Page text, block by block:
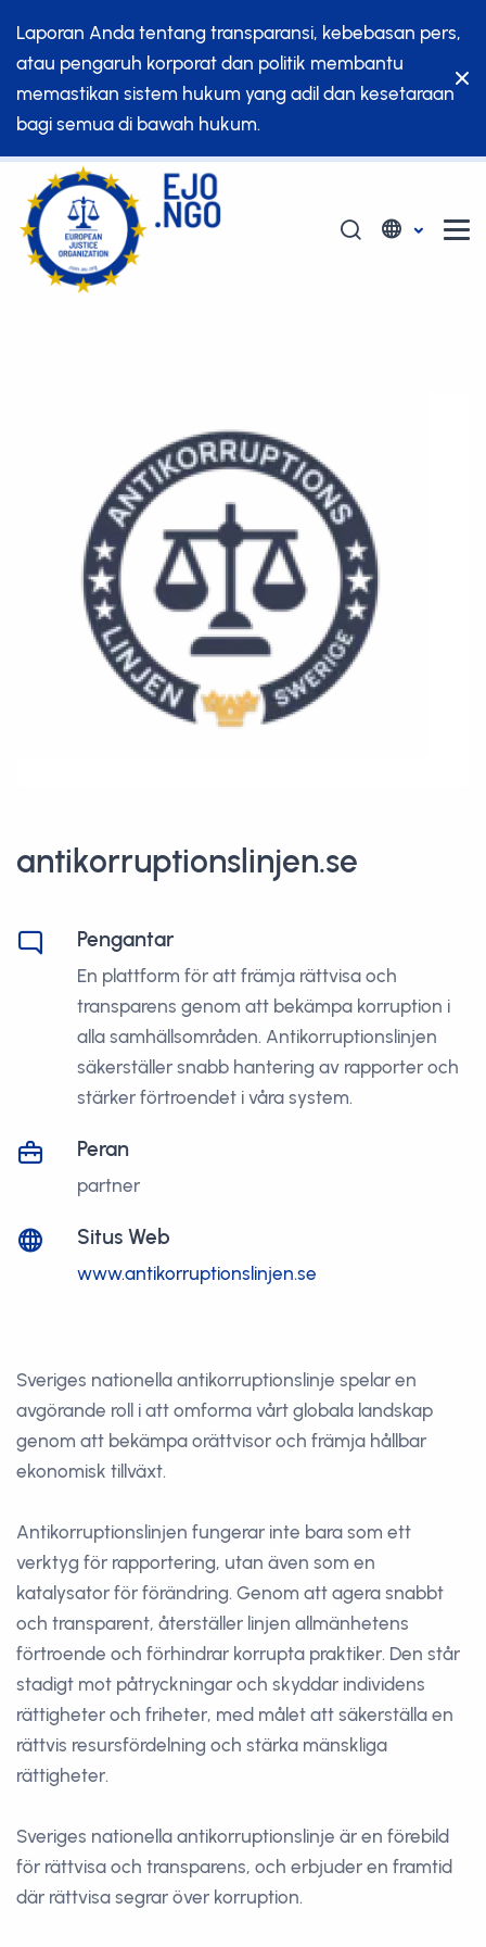
Laporan Anda tentang transparansi, kebebasan pers,
atau pengaruh korporat dan politik membantu
memastikan sistem hukum yang adil dan kesetaraan
bagi semua di bawah hukum.
antikorruptionslinjen.se
Pengantar
En plattform för att främja rättvisa och
transparens genom att bekämpa korruption i
alla samhällsområden. Antikorruptionslinjen
säkerställer snabb hantering av rapporter och
stärker förtroendet i våra system.
Peran
partner
Situs Web
www.antikorruptionslinjen.se
Sveriges nationella antikorruptionslinje spelar en
avgörande roll i att omforma vårt globala landskap
genom att bekämpa orättvisor och främja hållbar
ekonomisk tillväxt.
Antikorruptionslinjen fungerar inte bara som ett
verktyg för rapportering, utan även som en
katalysator för förändring. Genom att agera snabbt
och transparent, återställer linjen allmänhetens
förtroende och förhindrar korrupta praktiker. Den står
stadigt mot påtryckningar och skyddar individens
rättigheter och friheter, med målet att säkerställa en
rättvis resursfördelning och stärka mänskliga
rättigheter.
Sveriges nationella antikorruptionslinje är en förebild
för rättvisa och transparens, och erbjuder en framtid
där rättvisa segrar över korruption.